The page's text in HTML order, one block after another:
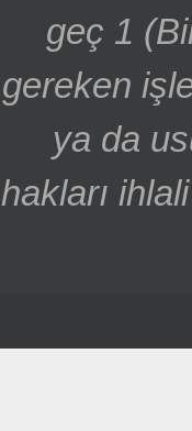
geç 1
gereken
ya da
hakları